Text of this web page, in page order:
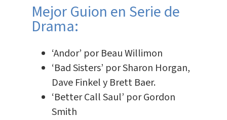
Mejor Guion en Serie de
Drama:
‘Andor’ por Beau Willimon
‘Bad Sisters’ por Sharon Horgan,
Dave Finkel y Brett Baer.
‘Better Call Saul’ por Gordon
Smith